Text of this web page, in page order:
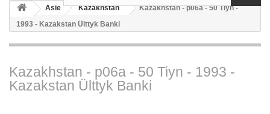
Asie Kazakhstan
Kazakhstan - p06a - 50 Tiyn -
1993 - Kazakstan Ülttyk Banki
Kazakhstan - p06a - 50 Tiyn - 1993 -
Kazakstan Ülttyk Banki